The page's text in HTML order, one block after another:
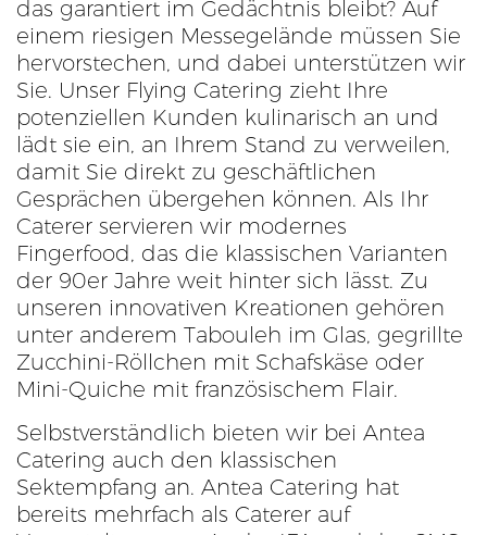
das garantiert im Gedächtnis bleibt? Auf
einem riesigen Messegelände müssen Sie
hervorstechen, und dabei unterstützen wir
Sie. Unser Flying Catering zieht Ihre
potenziellen Kunden kulinarisch an und
lädt sie ein, an Ihrem Stand zu verweilen,
damit Sie direkt zu geschäftlichen
Gesprächen übergehen können. Als Ihr
Caterer servieren wir modernes
Fingerfood, das die klassischen Varianten
der 90er Jahre weit hinter sich lässt. Zu
unseren innovativen Kreationen gehören
unter anderem Tabouleh im Glas, gegrillte
Zucchini-Röllchen mit Schafskäse oder
Mini-Quiche mit französischem Flair.
Selbstverständlich bieten wir bei Antea
Catering auch den klassischen
Sektempfang an. Antea Catering hat
bereits mehrfach als Caterer auf